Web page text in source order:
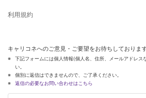
利用規約
キャリコネへのご意見・ご要望をお待ちしております
下記フォームには個人情報(個人名、住所、メールアドレス
い。
個別に返信はできませんので、ご了承ください。
返信の必要なお問い合わせはこちら